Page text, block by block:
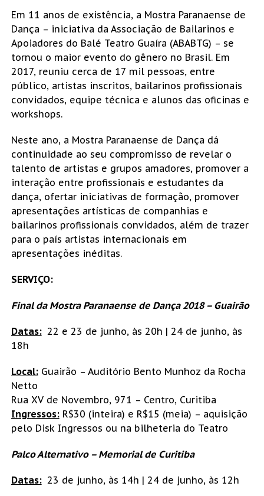
Em 11 anos de existência, a Mostra Paranaense de
Dança – iniciativa da Associação de Bailarinos e
Apoiadores do Balé Teatro Guaíra (ABABTG) – se
tornou o maior evento do gênero no Brasil. Em
2017, reuniu cerca de 17 mil pessoas, entre
público, artistas inscritos, bailarinos profissionais
convidados, equipe técnica e alunos das oficinas e
workshops.
Neste ano, a Mostra Paranaense de Dança dá
continuidade ao seu compromisso de revelar o
talento de artistas e grupos amadores, promover a
interação entre profissionais e estudantes da
dança, ofertar iniciativas de formação, promover
apresentações artísticas de companhias e
bailarinos profissionais convidados, além de trazer
para o país artistas internacionais em
apresentações inéditas.
SERVIÇO:
Final da Mostra Paranaense de Dança 2018 – Guairão
Datas: 22 e 23 de junho, às 20h | 24 de junho, às
18h
Local:Guairão – Auditório Bento Munhoz da Rocha
Netto
Rua XV de Novembro, 971 – Centro, Curitiba
Ingressos:R$30 (inteira) e R$15 (meia) – aquisição
pelo Disk Ingressos ou na bilheteria do Teatro
Palco Alternativo – Memorial de Curitiba
Datas: 23 de junho, às 14h | 24 de junho, às 12h